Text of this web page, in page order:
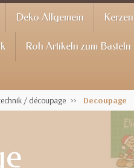
Deko Allgemein Kerzen
Roh Artikeln zum Basteln
/ découpage Decoupage